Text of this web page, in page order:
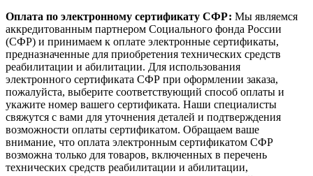
Оплата по электронному сертификату СФР: Мы являемся
аккредитованным партнером Социального фонда России
(СФР) и принимаем к оплате электронные сертификаты,
предназначенные для приобретения технических средств
реабилитации и абилитации. Для использования
электронного сертификата СФР при оформлении заказа,
пожалуйста, выберите соответствующий способ оплаты и
укажите номер вашего сертификата. Наши специалисты
свяжутся с вами для уточнения деталей и подтверждения
возможности оплаты сертификатом. Обращаем ваше
внимание, что оплата электронным сертификатом СФР
возможна только для товаров, включенных в перечень
технических средств реабилитации и абилитации,